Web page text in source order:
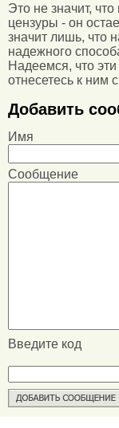
Это не значит,
цензуры - он
значит лишь, что
надежного
Надеемся, что
отнесетесь к ним
Добавить
Имя
Сообщение
Введите код